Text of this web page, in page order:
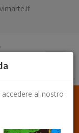
al nostro